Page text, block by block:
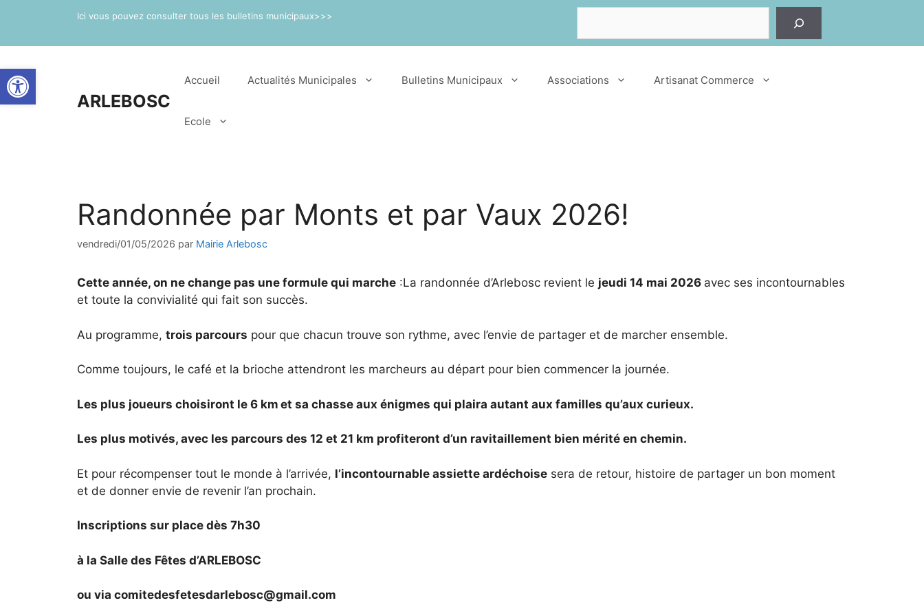
Ouvrir la barre d’outils
Ici vous pouvez consulter tous les bulletins municipaux>>>
ARLEBOSC
Accueil Actualités Municipales Bulletins Municipaux Associations Artisanat Commerce
Ecole
Randonnée par Monts et par Vaux 2026!
vendredi/01/05/2026 par Mairie Arlebosc
Cette année, on ne change pas une formule qui marche :La randonnée d’Arlebosc revient le jeudi 14 mai 2026 avec ses incontournables
et toute la convivialité qui fait son succès.
Au programme, trois parcours pour que chacun trouve son rythme, avec l’envie de partager et de marcher ensemble.
Comme toujours, le café et la brioche attendront les marcheurs au départ pour bien commencer la journée.
Les plus joueurs choisiront le 6 km et sa chasse aux énigmes qui plaira autant aux familles qu’aux curieux.
Les plus motivés, avec les parcours des 12 et 21 km profiteront d’un ravitaillement bien mérité en chemin.
Et pour récompenser tout le monde à l’arrivée, l’incontournable assiette ardéchoise sera de retour, histoire de partager un bon moment
et de donner envie de revenir l’an prochain.
Inscriptions sur place dès 7h30
à la Salle des Fêtes d’ARLEBOSC
ou via comitedesfetesdarlebosc@gmail.com